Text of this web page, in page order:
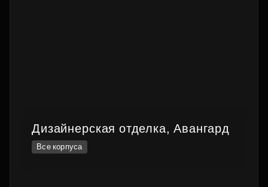
Дизайнерская отделка, Авангард
Все корпуса